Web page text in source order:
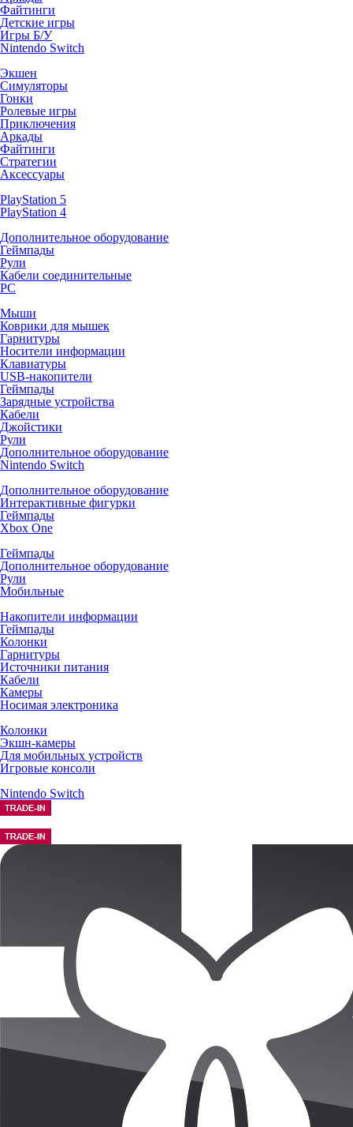
Файтинги
Детские игры
Игры Б/У
Nintendo Switch
Экшен
Симуляторы
Гонки
Ролевые игры
Приключения
Аркады
Файтинги
Стратегии
Аксессуары
PlayStation 5
PlayStation 4
Дополнительное оборудование
Геймпады
Рули
Кабели соединительные
PC
Мыши
Коврики для мышек
Гарнитуры
Носители информации
Клавиатуры
USB-накопители
Геймпады
Зарядные устройства
Кабели
Джойстики
Рули
Дополнительное оборудование
Nintendo Switch
Дополнительное оборудование
Интерактивные фигурки
Геймпады
Xbox One
Геймпады
Дополнительное оборудование
Рули
Мобильные
Накопители информации
Геймпады
Колонки
Гарнитуры
Источники питания
Кабели
Камеры
Носимая электроника
Колонки
Экшн-камеры
Для мобильных устройств
Игровые консоли
Nintendo Switch